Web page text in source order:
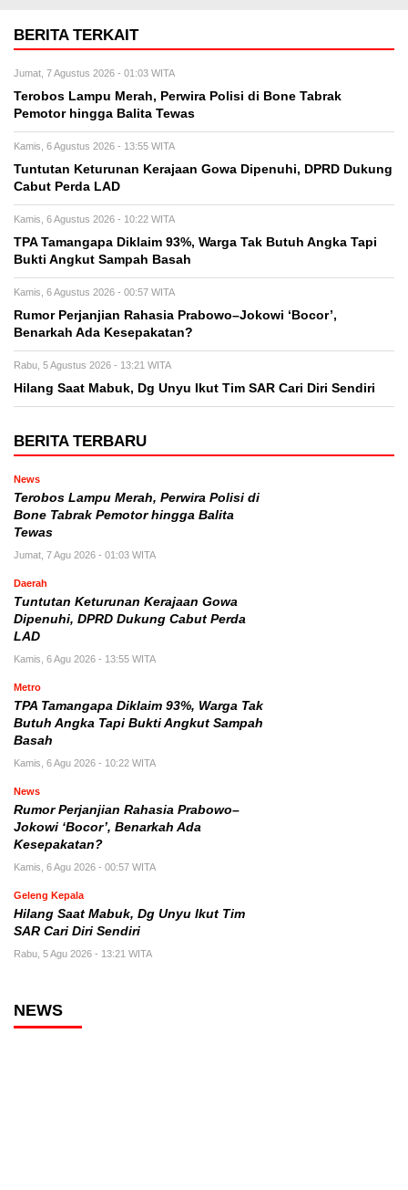
BERITA TERKAIT
Jumat, 7 Agustus 2026 - 01:03 WITA
Terobos Lampu Merah, Perwira Polisi di Bone Tabrak
Pemotor hingga Balita Tewas
Kamis, 6 Agustus 2026 - 13:55 WITA
Tuntutan Keturunan Kerajaan Gowa Dipenuhi, DPRD Dukung
Cabut Perda LAD
Kamis, 6 Agustus 2026 - 10:22 WITA
TPA Tamangapa Diklaim 93%, Warga Tak Butuh Angka Tapi
Bukti Angkut Sampah Basah
Kamis, 6 Agustus 2026 - 00:57 WITA
Rumor Perjanjian Rahasia Prabowo–Jokowi ‘Bocor’,
Benarkah Ada Kesepakatan?
Rabu, 5 Agustus 2026 - 13:21 WITA
Hilang Saat Mabuk, Dg Unyu Ikut Tim SAR Cari Diri Sendiri
BERITA TERBARU
News
Terobos Lampu Merah, Perwira Polisi di
Bone Tabrak Pemotor hingga Balita
Tewas
Jumat, 7 Agu 2026 - 01:03 WITA
Daerah
Tuntutan Keturunan Kerajaan Gowa
Dipenuhi, DPRD Dukung Cabut Perda
LAD
Kamis, 6 Agu 2026 - 13:55 WITA
Metro
TPA Tamangapa Diklaim 93%, Warga Tak
Butuh Angka Tapi Bukti Angkut Sampah
Basah
Kamis, 6 Agu 2026 - 10:22 WITA
News
Rumor Perjanjian Rahasia Prabowo–
Jokowi ‘Bocor’, Benarkah Ada
Kesepakatan?
Kamis, 6 Agu 2026 - 00:57 WITA
Geleng Kepala
Hilang Saat Mabuk, Dg Unyu Ikut Tim
SAR Cari Diri Sendiri
Rabu, 5 Agu 2026 - 13:21 WITA
NEWS